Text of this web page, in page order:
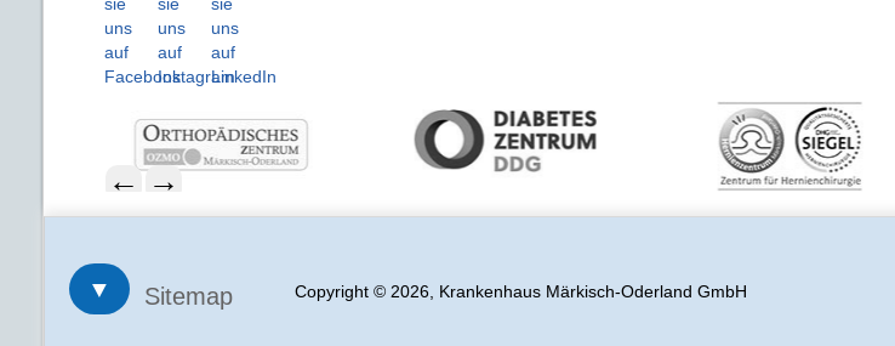
→
←
▼ Sitemap Copyright © 2026, Krankenhaus Märkisch-Oderland GmbH